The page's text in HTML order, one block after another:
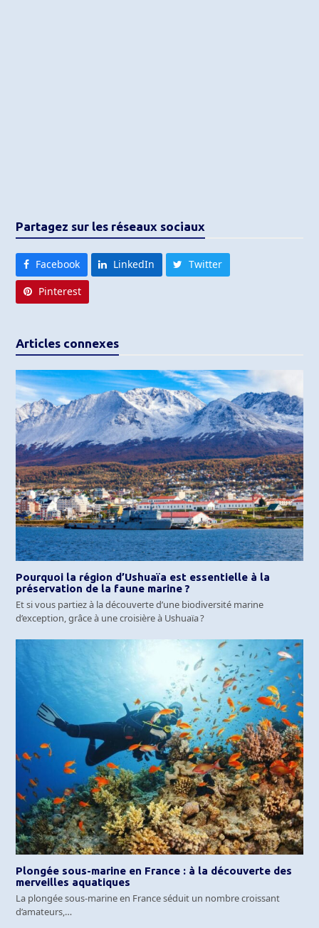
Partagez sur les réseaux sociaux
Facebook LinkedIn
Twitter
Pinterest
Articles connexes
Pourquoi la région d’Ushuaïa est essentielle à la
préservation de la faune marine ?
Et si vous partiez à la découverte d’une biodiversité marine
d’exception, grâce à une croisière à Ushuaïa ?
Plongée sous-marine en France : à la découverte des
merveilles aquatiques
La plongée sous-marine en France séduit un nombre croissant
d’amateurs,…